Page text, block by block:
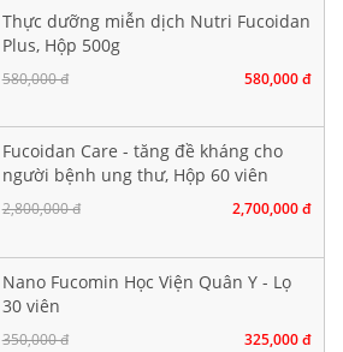
Thực dưỡng miễn dịch Nutri Fucoidan
Plus, Hộp 500g
580,000 đ 580,000 đ
Fucoidan Care - tăng đề kháng cho
người bệnh ung thư, Hộp 60 viên
nang cứng
2,800,000 đ 2,700,000 đ
Nano Fucomin Học Viện Quân Y - Lọ
30 viên
350,000 đ 325,000 đ